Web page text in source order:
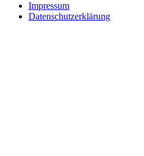
Impressum
Datenschutzerklärung